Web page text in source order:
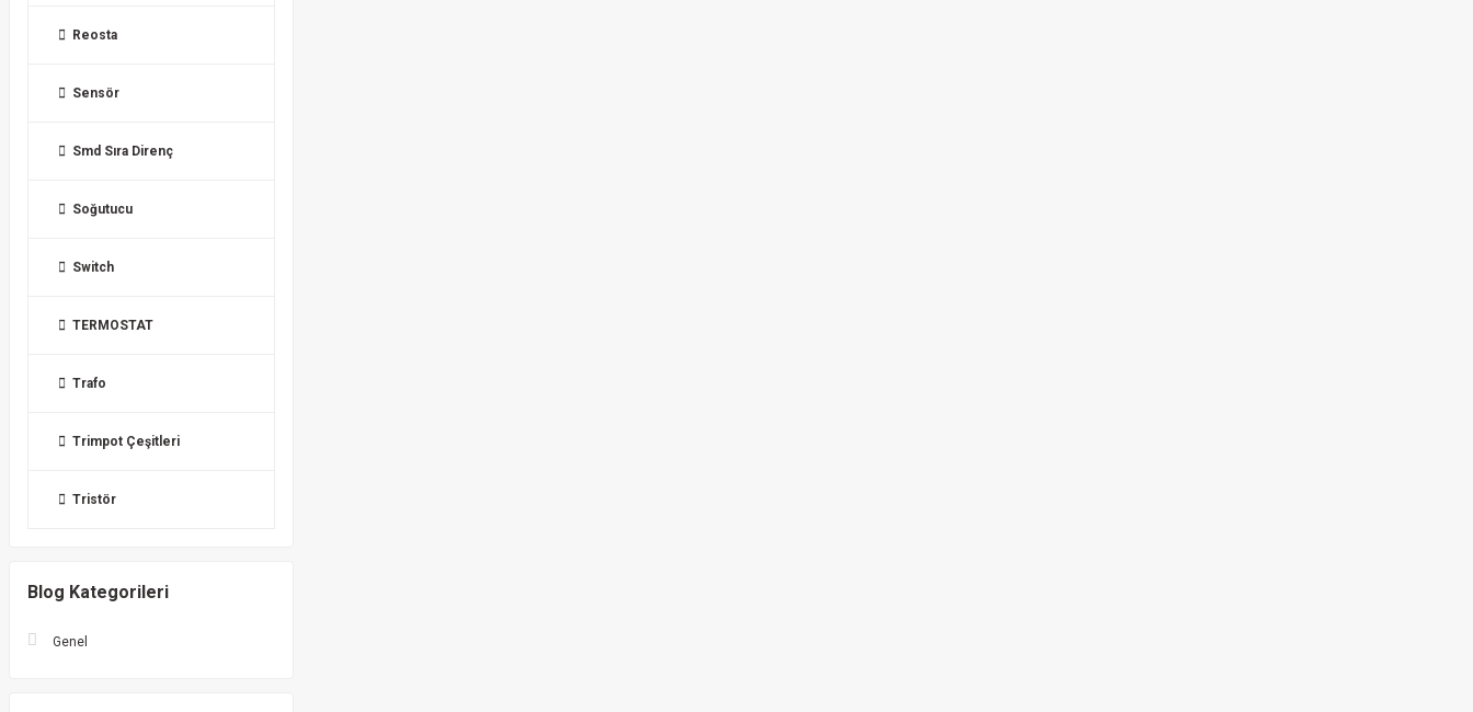
Reosta
Sensör
Smd Sıra Direnç
Soğutucu
Switch
TERMOSTAT
Trafo
Trimpot Çeşitleri
Tristör
Blog Kategorileri
Genel